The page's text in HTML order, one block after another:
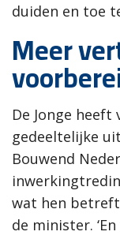
duiden en toe
Meer
De Jonge
gedeeltelijke
Bouwend
wat hen
de minister.